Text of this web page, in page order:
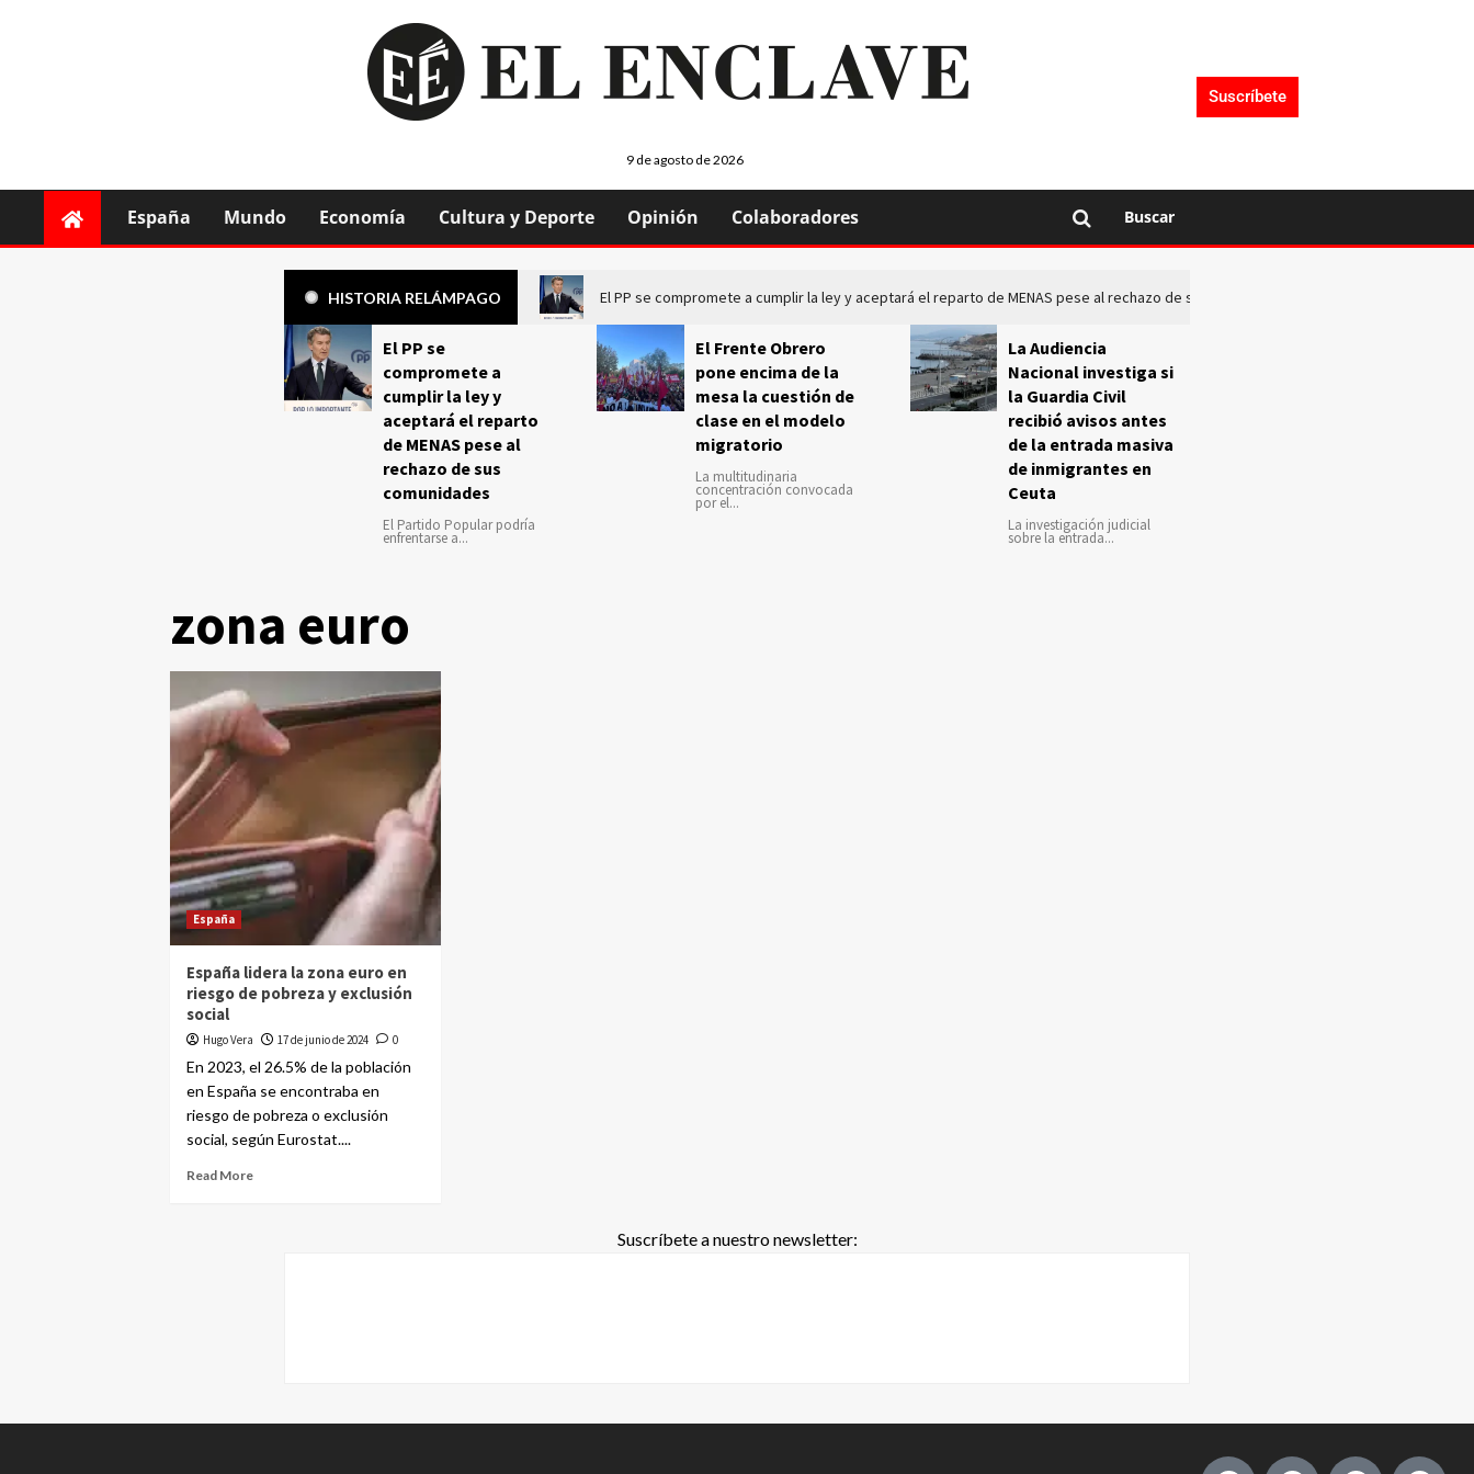
9 de agosto de 2026
Suscríbete
España Mundo Economía Cultura y Deporte Opinión Colaboradores Buscar
HISTORIA RELÁMPAGO El PP se compromete a cumplir la ley y aceptará el reparto de MENAS pese al rechazo de sus comunidades
El PP se
compromete a
cumplir la ley y
aceptará el reparto
de MENAS pese al
rechazo de sus
comunidades
El Partido Popular podría
enfrentarse a...
El Frente Obrero
pone encima de la
mesa la cuestión de
clase en el modelo
migratorio
La multitudinaria
concentración convocada
por el...
La Audiencia
Nacional investiga si
la Guardia Civil
recibió avisos antes
de la entrada masiva
de inmigrantes en
Ceuta
La investigación judicial
sobre la entrada...
zona euro
España
España lidera la zona euro en
riesgo de pobreza y exclusión
social
Hugo Vera 17 de junio de 2024 0
En 2023, el 26.5% de la población
en España se encontraba en
riesgo de pobreza o exclusión
social, según Eurostat....
Read More
Suscríbete a nuestro newsletter: